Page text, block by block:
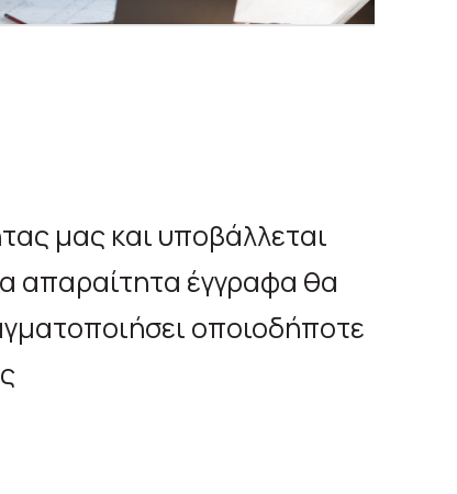
μας και υποβάλλεται
απαραίτητα έγγραφα θα
οποιοδήποτε